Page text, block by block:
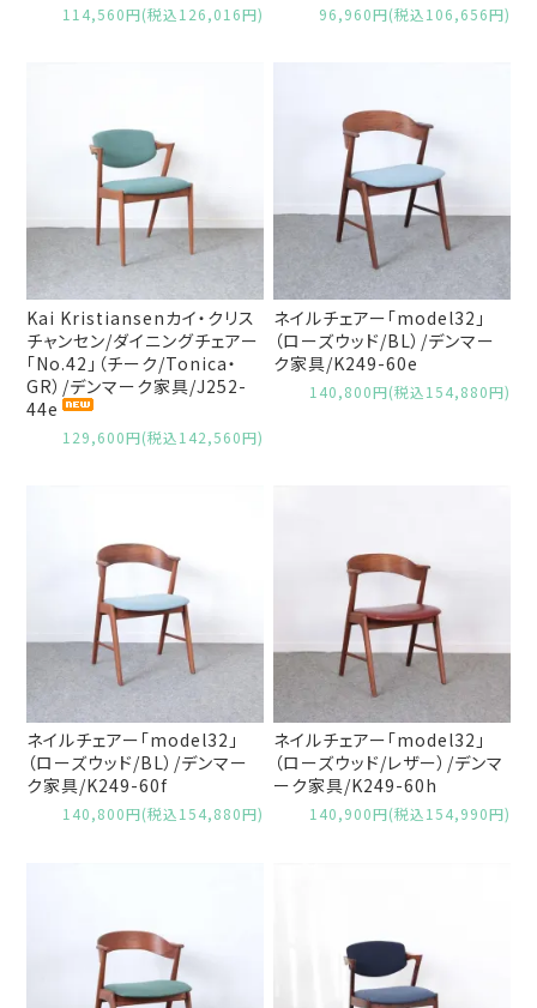
114,560円(税込126,016円) 96,960円(税込106,656円)
Kai Kristiansenカイ・クリス
チャンセン/ダイニングチェアー
「No.42」（チーク/Tonica・
GR）/デンマーク家具/J252-
44e
129,600円(税込142,560円)
ネイルチェアー「model32」
（ローズウッド/BL）/デンマー
ク家具/K249-60e
140,800円(税込154,880円)
ネイルチェアー「model32」
（ローズウッド/BL）/デンマー
ク家具/K249-60f
140,800円(税込154,880円)
ネイルチェアー「model32」
（ローズウッド/レザー）/デンマ
ーク家具/K249-60h
140,900円(税込154,990円)